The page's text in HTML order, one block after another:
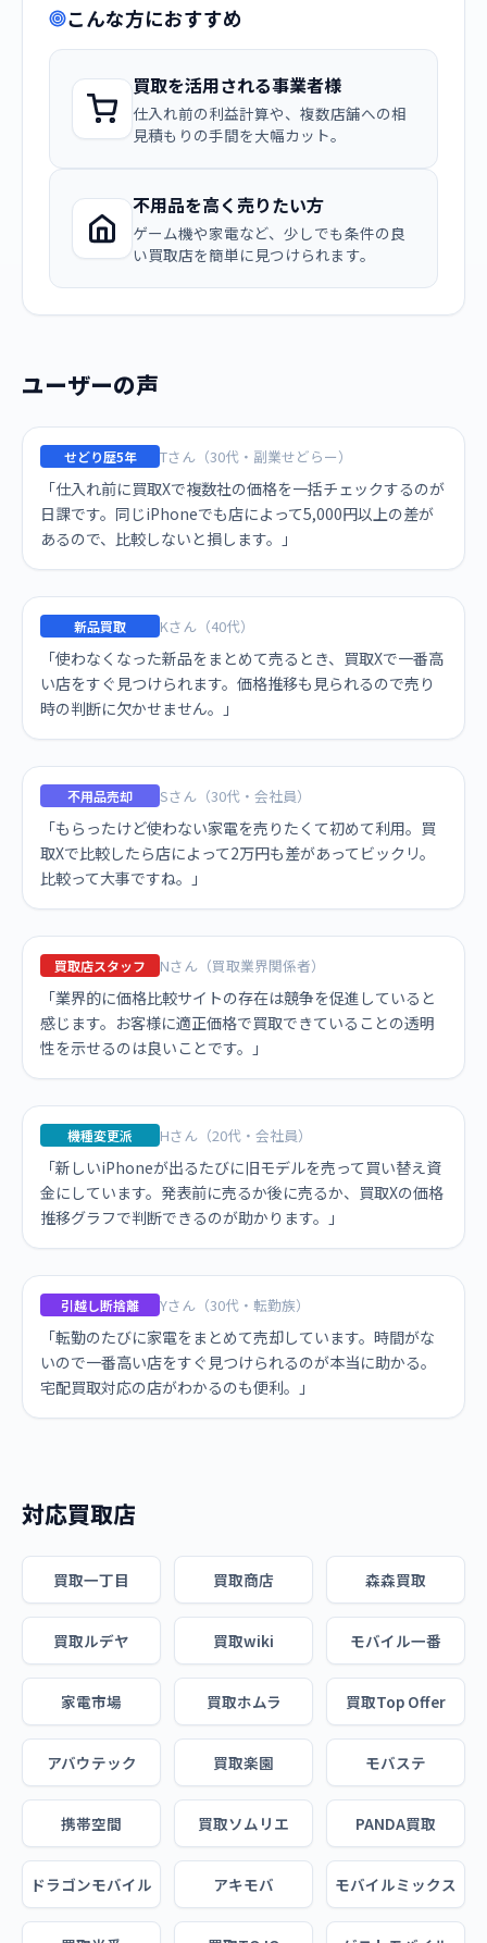
こんな方におすすめ
買取を活用される事業者様
仕入れ前の利益計算や、複数店舗への相
見積もりの手間を大幅カット。
不用品を高く売りたい方
ゲーム機や家電など、少しでも条件の良
い買取店を簡単に見つけられます。
ユーザーの声
せどり歴5年 Tさん（30代・副業せどらー）
「仕入れ前に買取Xで複数社の価格を一括チェックするのが
日課です。同じiPhoneでも店によって5,000円以上の差が
あるので、比較しないと損します。」
新品買取 Kさん（40代）
「使わなくなった新品をまとめて売るとき、買取Xで一番高
い店をすぐ見つけられます。価格推移も見られるので売り
時の判断に欠かせません。」
不用品売却 Sさん（30代・会社員）
「もらったけど使わない家電を売りたくて初めて利用。買
取Xで比較したら店によって2万円も差があってビックリ。
比較って大事ですね。」
買取店スタッフ Nさん（買取業界関係者）
「業界的に価格比較サイトの存在は競争を促進していると
感じます。お客様に適正価格で買取できていることの透明
性を示せるのは良いことです。」
機種変更派 Hさん（20代・会社員）
「新しいiPhoneが出るたびに旧モデルを売って買い替え資
金にしています。発表前に売るか後に売るか、買取Xの価格
推移グラフで判断できるのが助かります。」
引越し断捨離 Yさん（30代・転勤族）
「転勤のたびに家電をまとめて売却しています。時間がな
いので一番高い店をすぐ見つけられるのが本当に助かる。
宅配買取対応の店がわかるのも便利。」
対応買取店
買取一丁目 買取商店 森森買取
買取ルデヤ 買取wiki モバイル一番
家電市場 買取ホムラ 買取Top Offer
アバウテック 買取楽園 モバステ
携帯空間 買取ソムリエ PANDA買取
ドラゴンモバイル アキモバ モバイルミックス